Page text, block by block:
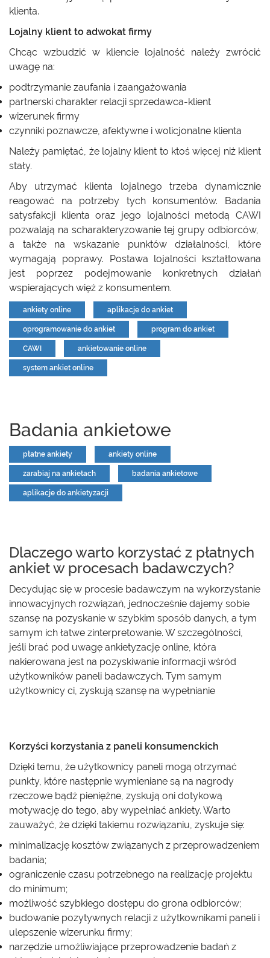
klienta.
Lojalny klient to adwokat firmy
Chcąc wzbudzić w kliencie lojalność należy zwrócić
uwagę na:
podtrzymanie zaufania i zaangażowania
partnerski charakter relacji sprzedawca-klient
wizerunek firmy
czynniki poznawcze, afektywne i wolicjonalne klienta
Należy pamiętać, że lojalny klient to ktoś więcej niż klient
stały.
Aby utrzymać klienta lojalnego trzeba dynamicznie
reagować na potrzeby tych konsumentów. Badania
satysfakcji klienta oraz jego lojalności metodą CAWI
pozwalają na scharakteryzowanie tej grupy odbiorców,
a także na wskazanie punktów działalności, które
wymagają poprawy. Postawa lojalności kształtowana
jest poprzez podejmowanie konkretnych działań
wspierających więź z konsumentem.
ankiety online aplikacje do ankiet
oprogramowanie do ankiet program do ankiet
CAWI ankietowanie online
system ankiet online
Badania ankietowe
płatne ankiety ankiety online
zarabiaj na ankietach badania ankietowe
aplikacje do ankietyzacji
Dlaczego warto korzystać z płatnych
ankiet w procesach badawczych?
Decydując się w procesie badawczym na wykorzystanie
innowacyjnych rozwiązań, jednocześnie dajemy sobie
szansę na pozyskanie w szybkim sposób danych, a tym
samym ich łatwe zinterpretowanie. W szczególności,
jeśli brać pod uwagę ankietyzację online, która
nakierowana jest na pozyskiwanie informacji wśród
użytkowników paneli badawczych. Tym samym
użytkownicy ci, zyskują szansę na wypełnianie
Korzyści korzystania z paneli konsumenckich
Dzięki temu, że użytkownicy paneli mogą otrzymać
punkty, które następnie wymieniane są na nagrody
rzeczowe bądź pieniężne, zyskują oni dotykową
motywację do tego, aby wypełniać ankiety. Warto
zauważyć, że dzięki takiemu rozwiązaniu, zyskuje się:
minimalizację kosztów związanych z przeprowadzeniem
badania;
ograniczenie czasu potrzebnego na realizację projektu
do minimum;
możliwość szybkiego dostępu do grona odbiorców;
budowanie pozytywnych relacji z użytkownikami paneli i
ulepszenie wizerunku firmy;
narzędzie umożliwiające przeprowadzenie badań z